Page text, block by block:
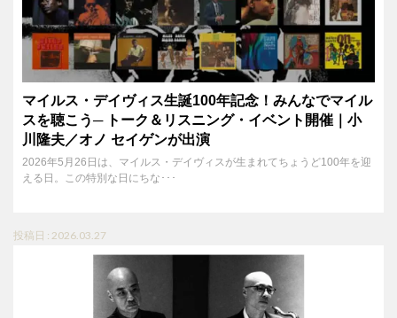
マイルス・デイヴィス生誕100年記念！みんなでマイル
スを聴こう─ トーク＆リスニング・イベント開催｜小
川隆夫／オノ セイゲンが出演
2026年5月26日は、マイルス・デイヴィスが生まれてちょうど100年を迎
える日。この特別な日にちな･･･
投稿日 : 2026.03.27